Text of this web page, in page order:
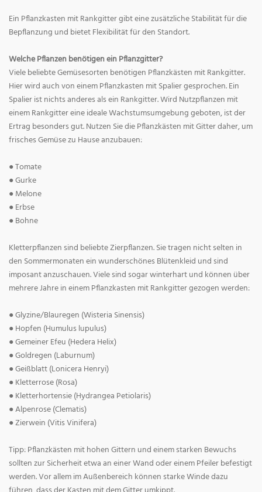
Ein Pflanzkasten mit Rankgitter gibt eine zusätzliche Stabilität für die
Bepflanzung und bietet Flexibilität für den Standort.
Welche Pflanzen benötigen ein Pflanzgitter?
Viele beliebte Gemüsesorten benötigen Pflanzkästen mit Rankgitter.
Hier wird auch von einem Pflanzkasten mit Spalier gesprochen. Ein
Spalier ist nichts anderes als ein Rankgitter. Wird Nutzpflanzen mit
einem Rankgitter eine ideale Wachstumsumgebung geboten, ist der
Ertrag besonders gut. Nutzen Sie die Pflanzkästen mit Gitter daher, um
frisches Gemüse zu Hause anzubauen:
● Tomate
● Gurke
● Melone
● Erbse
● Bohne
Kletterpflanzen sind beliebte Zierpflanzen. Sie tragen nicht selten in
den Sommermonaten ein wunderschönes Blütenkleid und sind
imposant anzuschauen. Viele sind sogar winterhart und können über
mehrere Jahre in einem Pflanzkasten mit Rankgitter gezogen werden:
● Glyzine/Blauregen (Wisteria Sinensis)
● Hopfen (Humulus lupulus)
● Gemeiner Efeu (Hedera Helix)
● Goldregen (Laburnum)
● Geißblatt (Lonicera Henryi)
● Kletterrose (Rosa)
● Kletterhortensie (Hydrangea Petiolaris)
● Alpenrose (Clematis)
● Zierwein (Vitis Vinifera)
Tipp: Pflanzkästen mit hohen Gittern und einem starken Bewuchs
sollten zur Sicherheit etwa an einer Wand oder einem Pfeiler befestigt
werden. Vor allem im Außenbereich können starke Winde dazu